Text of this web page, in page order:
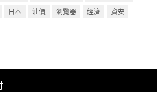
日本 油價 瀏覽器 經濟
資安